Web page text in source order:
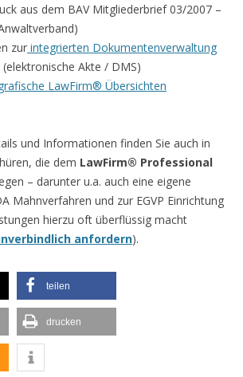
aus dem BAV Mitgliederbrief 03/2007 –
zur integrierten Dokumentenverwaltung
(elektronische Akte / DMS)
LawFirm® Übersichten
und Informationen finden Sie auch in
die dem LawFirm® Professional
– darunter u.a. auch eine eigene
Mahnverfahren und zur EGVP Einrichtung
hierzu oft überflüssig macht
anfordern).
teilen
drucken